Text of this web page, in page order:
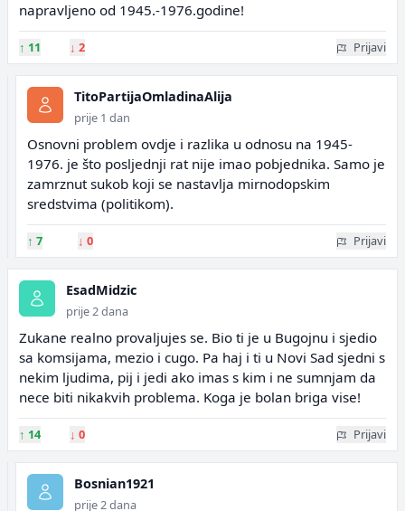
napravljeno od 1945.-1976.godine!
↑ 11 ↓ 2 Prijavi
TitoPartijaOmladinaAlija
prije 1 dan
Osnovni problem ovdje i razlika u odnosu na 1945-
1976. je što posljednji rat nije imao pobjednika. Samo je
zamrznut sukob koji se nastavlja mirnodopskim
sredstvima (politikom).
↑ 7 ↓ 0 Prijavi
EsadMidzic
prije 2 dana
Zukane realno provaljujes se. Bio ti je u Bugojnu i sjedio
sa komsijama, mezio i cugo. Pa haj i ti u Novi Sad sjedni s
nekim ljudima, pij i jedi ako imas s kim i ne sumnjam da
nece biti nikakvih problema. Koga je bolan briga vise!
↑ 14 ↓ 0 Prijavi
Bosnian1921
prije 2 dana